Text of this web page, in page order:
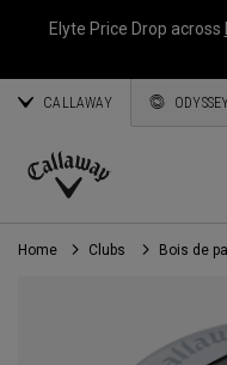
Elyte Price Drop across
CALLAWAY
Callaway
Golf
Home Clubs Bois de